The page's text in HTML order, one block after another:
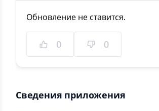
Обновление не ставится.
0 0
Сведения приложения